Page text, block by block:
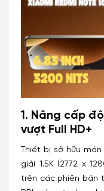
1. Nâng cấp
vượt Full HD+
Thiết bị sở hữu màn
giải 1.5K (2772 x
trên các phiên bản